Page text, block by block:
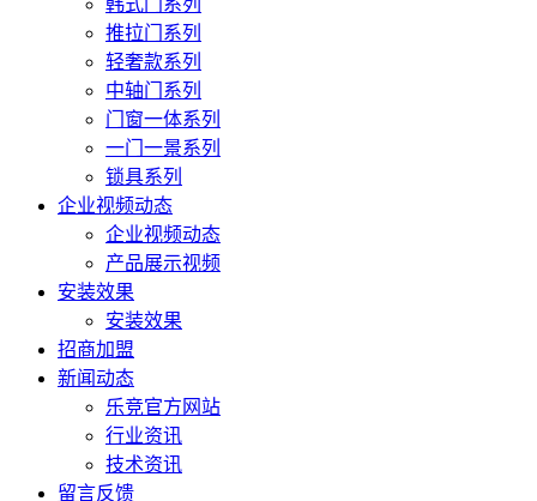
韩式门系列
推拉门系列
轻奢款系列
中轴门系列
门窗一体系列
一门一景系列
锁具系列
企业视频动态
企业视频动态
产品展示视频
安装效果
安装效果
招商加盟
新闻动态
乐竞官方网站
行业资讯
技术资讯
留言反馈